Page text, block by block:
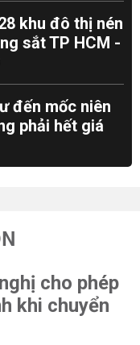
khu đô thị nén
sắt TP HCM -
đến mốc niên
phải hết giá
cho phép
khi chuyển